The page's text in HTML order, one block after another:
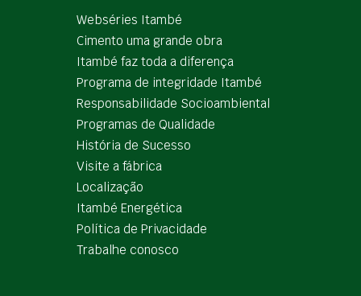
Webséries Itambé
Cimento uma grande obra
Itambé faz toda a diferença
Programa de integridade Itambé
Responsabilidade Socioambiental
Programas de Qualidade
História de Sucesso
Visite a fábrica
Localização
Itambé Energética
Política de Privacidade
Trabalhe conosco